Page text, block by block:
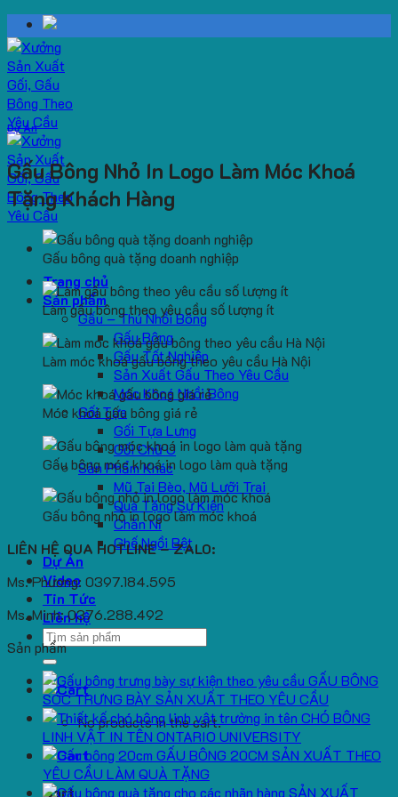
Skip
to
content
Trang chủ
Sản phẩm
Gấu – Thú Nhồi Bông
Gấu Bông
Gấu Tốt Nghiệp
Sản Xuất Gấu Theo Yêu Cầu
Móc Khoá Nhồi Bông
Gối Tựa
Gối Tựa Lưng
Gối Chữ U
Sản Phẩm Khác
Mũ Tai Bèo, Mũ Lưỡi Trai
Quà Tặng Sự Kiện
Chăn Nỉ
Ghế Ngồi Bệt
Dự Án
Video
Tin Tức
Liên hệ
Search
for:
No products in the cart.
Cart
Dự Án
Gấu Bông Nhỏ In Logo Làm Móc Khoá
Tặng Khách Hàng
Gấu bông quà tặng doanh nghiệp
Làm gấu bông theo yêu cầu số lượng ít
Làm móc khoá gấu bông theo yêu cầu Hà Nội
Móc khoá gấu bông giá rẻ
Gấu bông móc khoá in logo làm quà tặng
Gấu bông nhỏ in logo làm móc khoá
LIÊN HỆ QUA HOTLINE – ZALO:
Ms. Phương: 0397.184.595
Ms. Minh: 0376.288.492
Sản phẩm
GẤU BÔNG
SÓC TRƯNG BÀY SẢN XUẤT THEO YÊU CẦU
CHÓ BÔNG
LINH VẬT IN TÊN ONTARIO UNIVERSITY
GẤU BÔNG 20CM SẢN XUẤT THEO
YÊU CẦU LÀM QUÀ TẶNG
SẢN XUẤT